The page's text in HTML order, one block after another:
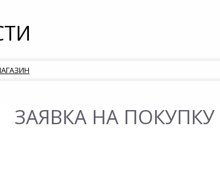
ЗАЯВКА НА ПОКУПКУ